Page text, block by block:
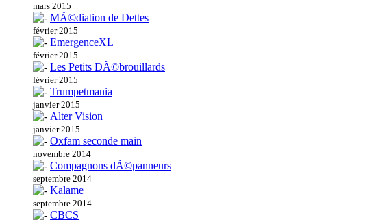
mars 2015
MÃ©diation de Dettes
février 2015
EmergenceXL
février 2015
Les Petits DÃ©brouillards
février 2015
Trumpetmania
janvier 2015
Alter Vision
janvier 2015
Oxfam seconde main
novembre 2014
Compagnons dÃ©panneurs
septembre 2014
Kalame
septembre 2014
CBCS